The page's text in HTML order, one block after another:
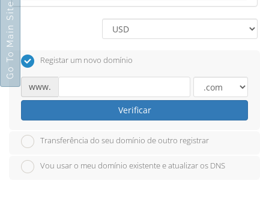
Registar um novo domínio
www.
Verificar
Transferência do seu domínio de outro registrar
Vou usar o meu domínio existente e atualizar os DNS
Go To Main Site